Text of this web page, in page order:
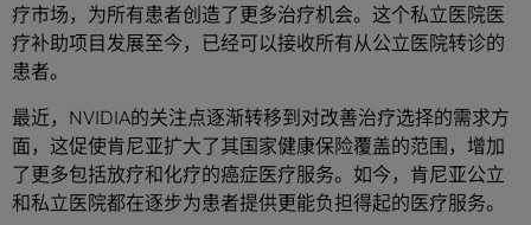
疗市场，为所有患者创造了更多治疗机会。这个私立医院医
疗补助项目发展至今，已经可以接收所有从公立医院转诊的
患者。
最近，NVIDIA的关注点逐渐转移到对改善治疗选择的需求方
面，这促使肯尼亚扩大了其国家健康保险覆盖的范围，增加
了更多包括放疗和化疗的癌症医疗服务。如今，肯尼亚公立
和私立医院都在逐步为患者提供更能负担得起的医疗服务。